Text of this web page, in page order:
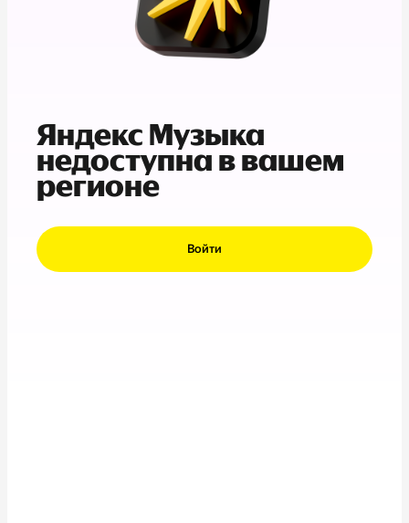
Яндекс Музыка
недоступна в вашем
регионе
Войти